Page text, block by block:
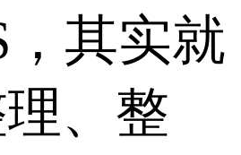
，其实就
、整